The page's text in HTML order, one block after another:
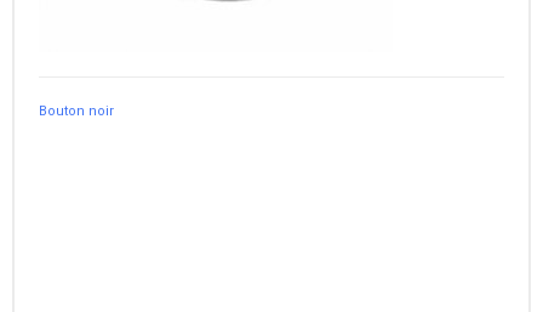
Bouton noir